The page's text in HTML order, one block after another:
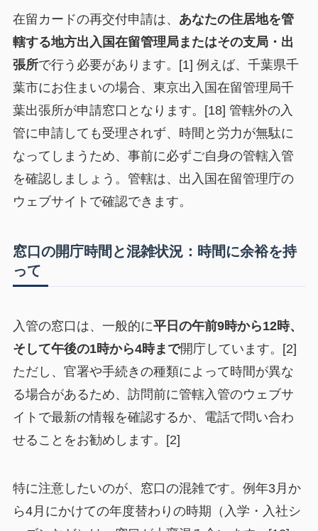
在留カードの再交付申請は、 あなたの住居地を管
轄する地方出入国在留管理局またはその支局・出
張所で行う必要があります。[1] 例えば、千葉県千
葉市にお住まいの場合、東京出入国在留管理局千
葉出張所が申請窓口となります。[18] 管轄外の入
管に申請しても受理されず、時間と労力が無駄に
なってしまうため、事前に必ずご自身の管轄入管
を確認しましょう。管轄は、出入国在留管理庁の
ウェブサイトで確認できます。
窓口の開庁時間と混雑状況：時間に余裕を持
って
入管の窓口は、一般的に平日の午前9時から12時、
そして午後の1時から4時まで開庁しています。[2]
ただし、官署や手続きの種類によって時間が異な
る場合があるため、訪問前に管轄入管のウェブサ
イトで最新の情報を確認するか、電話で問い合わ
せることをお勧めします。[2]
特に注意したいのが、窓口の混雑です。例年3月か
ら4月にかけての年度替わりの時期（入学・入社シ